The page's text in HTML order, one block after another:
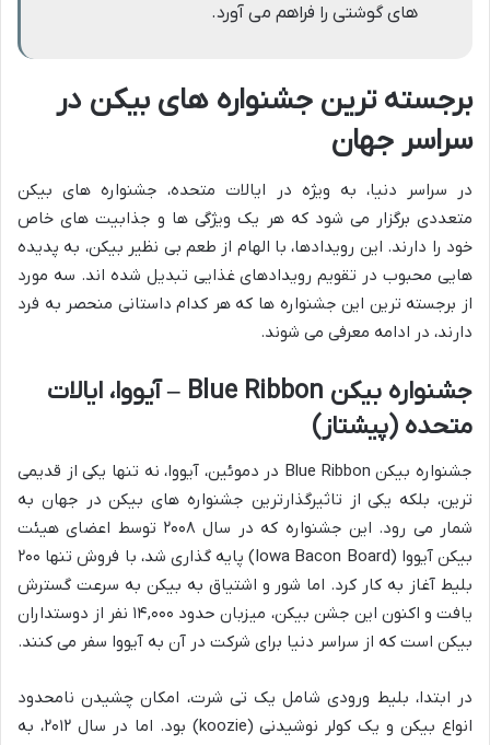
های گوشتی را فراهم می آورد.
برجسته ترین جشنواره های بیکن در
سراسر جهان
در سراسر دنیا، به ویژه در ایالات متحده، جشنواره های بیکن
متعددی برگزار می شود که هر یک ویژگی ها و جذابیت های خاص
خود را دارند. این رویدادها، با الهام از طعم بی نظیر بیکن، به پدیده
هایی محبوب در تقویم رویدادهای غذایی تبدیل شده اند. سه مورد
از برجسته ترین این جشنواره ها که هر کدام داستانی منحصر به فرد
دارند، در ادامه معرفی می شوند.
جشنواره بیکن Blue Ribbon – آیووا، ایالات
متحده (پیشتاز)
جشنواره بیکن Blue Ribbon در دموئین، آیووا، نه تنها یکی از قدیمی
ترین، بلکه یکی از تاثیرگذارترین جشنواره های بیکن در جهان به
شمار می رود. این جشنواره که در سال ۲۰۰۸ توسط اعضای هیئت
بیکن آیووا (Iowa Bacon Board) پایه گذاری شد، با فروش تنها ۲۰۰
بلیط آغاز به کار کرد. اما شور و اشتیاق به بیکن به سرعت گسترش
یافت و اکنون این جشن بیکن، میزبان حدود ۱۴,۰۰۰ نفر از دوستداران
بیکن است که از سراسر دنیا برای شرکت در آن به آیووا سفر می کنند.
در ابتدا، بلیط ورودی شامل یک تی شرت، امکان چشیدن نامحدود
انواع بیکن و یک کولر نوشیدنی (koozie) بود. اما در سال ۲۰۱۲، به